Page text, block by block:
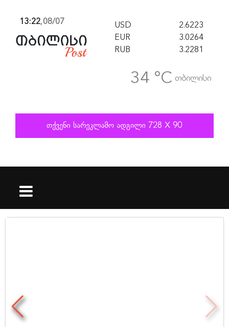
13:22,08/07 USD
2.6223
EUR
3.0264
RUB
3.2281
34 °C თბილისი